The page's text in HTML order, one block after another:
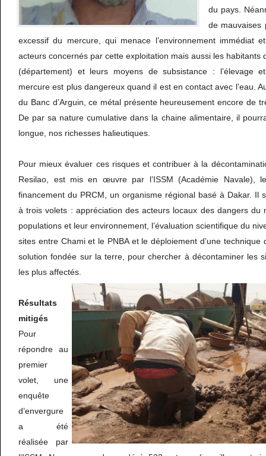
du pays.
de mauvaises
excessif du mercure, qui menace l’environnement immédiat
acteurs concernés par cette exploitation mais aussi les habitants
(département) et leurs moyens de subsistance : l’élevage
mercure est plus dangereux quand il est en contact avec l’eau.
du Banc d’Arguin, ce métal présente heureusement encore de
De par sa nature cumulative dans la chaine alimentaire, il
longue, nos richesses halieutiques.
Pour mieux évaluer ces risques et contribuer à la
Resilao, est mis en œuvre par l’ISSM (Académie Navale),
financement du PRCM, un organisme régional basé à Dakar. Il
à trois volets : appréciation des acteurs locaux des dangers du
populations et leur environnement, l’évaluation scientifique du
sites entre Chami et le PNBA et le déploiement d’une technique
solution fondée sur la terre, pour chercher à décontaminer les
les plus affectés.
Résultats
mitigés
Pour
répondre au
premier
volet, une
enquête
d’envergure
a été
réalisée par